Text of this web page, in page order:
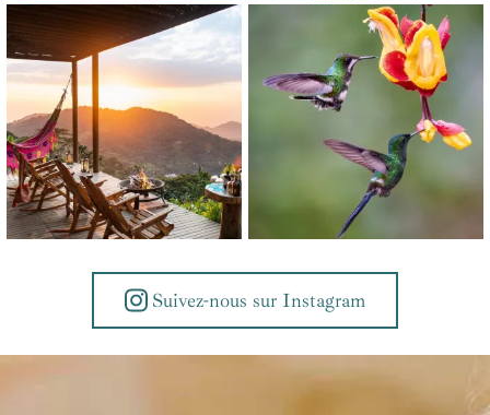
Suivez-nous sur Instagram